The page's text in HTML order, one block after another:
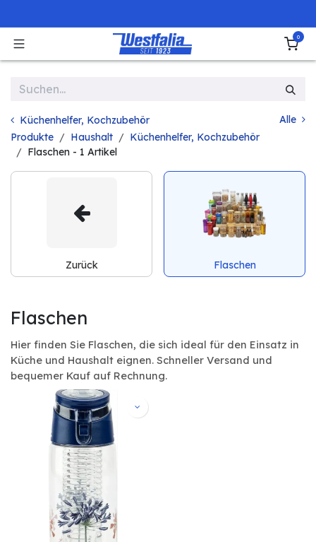
0
Küchenhelfer, Kochzubehör
Alle
Produkte
Haushalt
Küchenhelfer, Kochzubehör
Flaschen - 1 Artikel
Zurück Flaschen
Flaschen
Hier finden Sie Flaschen, die sich ideal für den Einsatz in
Küche und Haushalt eignen. Schneller Versand und
bequemer Kauf auf Rechnung.